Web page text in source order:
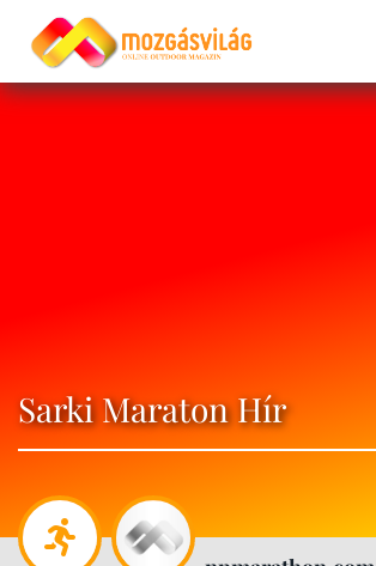
Sarki Maraton Hír